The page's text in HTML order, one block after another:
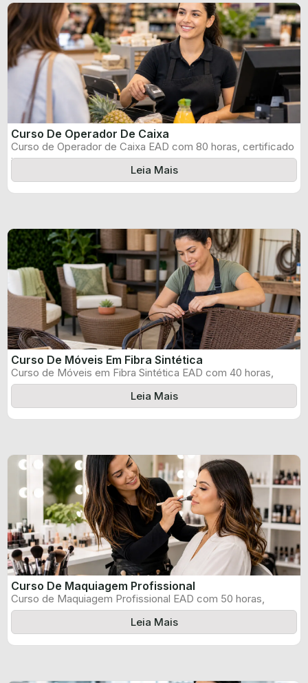
Curso De Operador De Caixa
Curso de Operador de Caixa EAD com 80 horas, certificado
informado pelo produtor ...
Leia Mais
Curso De Móveis Em Fibra Sintética
Curso de Móveis em Fibra Sintética EAD com 40 horas,
certificado informado pelo ...
Leia Mais
Curso De Maquiagem Profissional
Curso de Maquiagem Profissional EAD com 50 horas,
certificado informado pelo produtor e ...
Leia Mais